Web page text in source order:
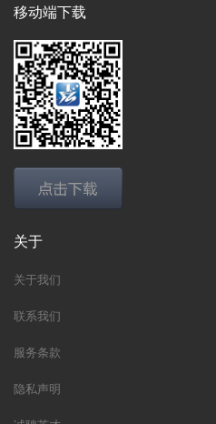
移动端下载
关于
关于我们
联系我们
服务条款
隐私声明